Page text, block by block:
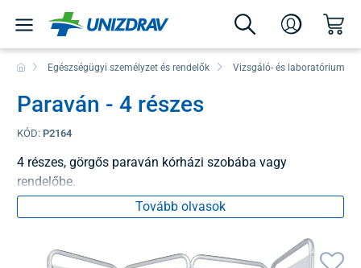
Egészségügyi személyzet és rendelők Vizsgáló- és laboratóriumi
Paraván - 4 részes
KÓD: P2164
4 részes, görgős paraván kórházi szobába vagy
rendelőbe.
Tovább olvasok